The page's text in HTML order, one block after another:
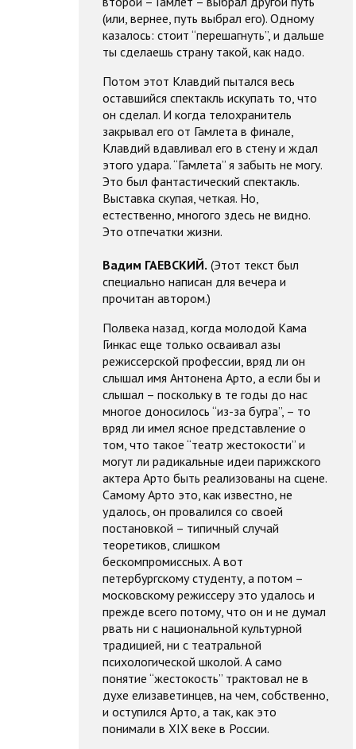
(или, вернее, путь выбрал его). Одному
казалось: стоит “перешагнуть”, и дальше
ты сделаешь страну такой, как надо.
Потом этот Клавдий пытался весь
оставшийся спектакль искупать то, что
он сделал. И когда телохранитель
закрывал его от Гамлета в финале,
Клавдий вдавливал его в стену и ждал
этого удара. “Гамлета” я забыть не могу.
Это был фантастический спектакль.
Выставка скупая, четкая. Но,
естественно, многого здесь не видно.
Это отпечатки жизни.
Вадим ГАЕВСКИЙ. (Этот текст был
специально написан для вечера и
прочитан автором.)
Полвека назад, когда молодой Кама
Гинкас еще только осваивал азы
режиссерской профессии, вряд ли он
слышал имя Антонена Арто, а если бы и
слышал – поскольку в те годы до нас
многое доносилось “из-за бугра”, – то
вряд ли имел ясное представление о
том, что такое “театр жестокости” и
могут ли радикальные идеи парижского
актера Арто быть реализованы на сцене.
Самому Арто это, как известно, не
удалось, он провалился со своей
постановкой – типичный случай
теоретиков, слишком
бескомпромиссных. А вот
петербургскому студенту, а потом –
московскому режиссеру это удалось и
прежде всего потому, что он и не думал
рвать ни с национальной культурной
традицией, ни с театральной
психологической школой. А само
понятие “жестокость” трактовал не в
духе елизаветинцев, на чем, собственно,
и оступился Арто, а так, как это
понимали в XIX веке в России.